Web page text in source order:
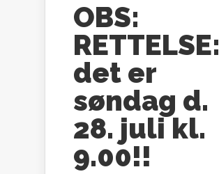
OBS:
RETTELSE:
det er
søndag d.
28. juli kl.
9.00!!